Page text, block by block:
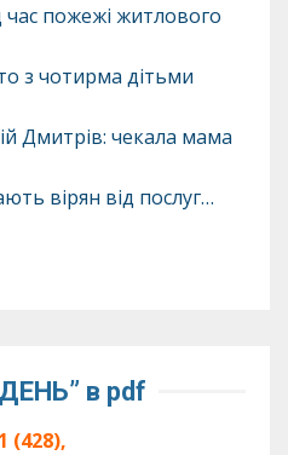
пожежі житлового
з чотирма дітьми
Дмитрів: чекала мама
вірян від послуг…
в pdf
(428),